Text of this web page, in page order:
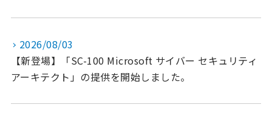
2026/08/03
【新登場】「SC-100 Microsoft サイバー セキュリティ
アーキテクト」の提供を開始しました。